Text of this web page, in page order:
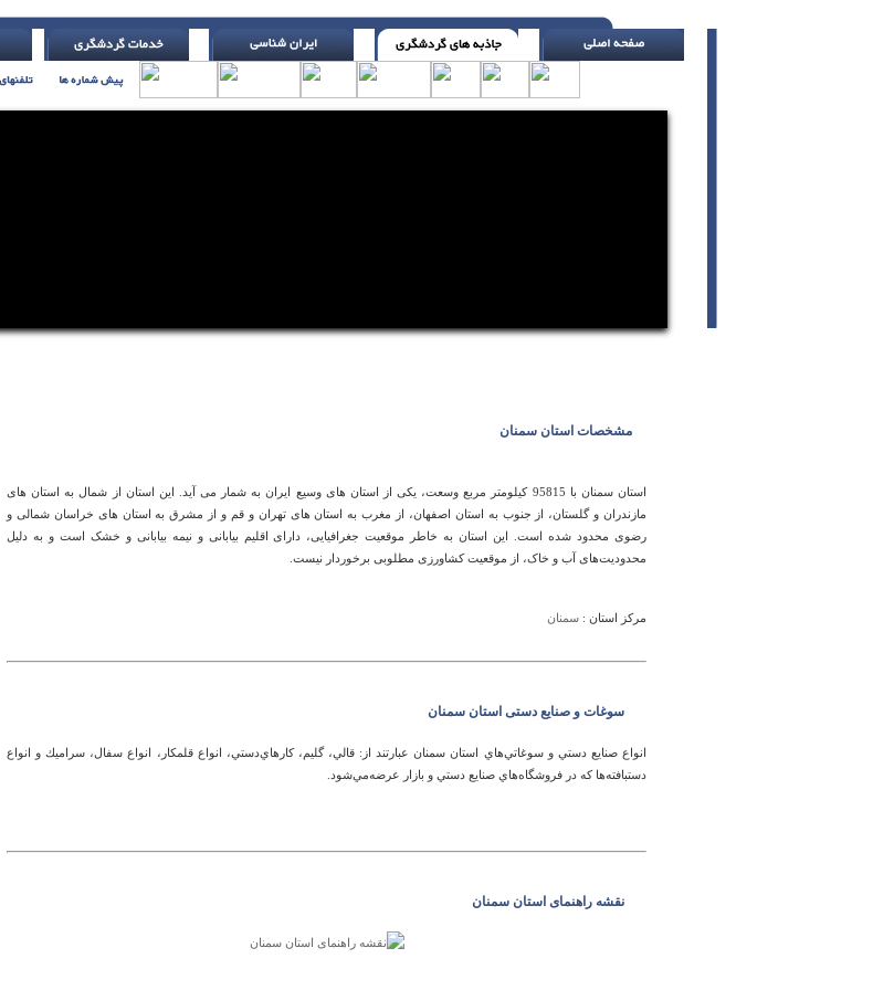
مشخصات استان سمنان
استان سمنان با 95815 کیلومتر مربع وسعت، یکی از استان های وسیع ایران به شمار می آید. این استان از شمال به استان های
مازندران و گلستان، از جنوب به استان اصفهان، از مغرب به استان های تهران و قم و از مشرق به استان های خراسان شمالی و
رضوی محدود شده است. این استان به خاطر موقعیت جغرافیایی، دارای اقلیم بیابانی و نیمه بیابانی و خشک است و به دلیل
محدودیت‌های آب و خاک، از موقعیت کشاورزی مطلوبی برخوردار نیست.
مرکز استان : سمنان
سوغات و صنایع دستی استان سمنان
انواع‌ صنايع‌ دستي‌ و سوغاتي‌هاي‌ استان‌ سمنان‌ عبارتند از: قالي‌، گليم‌، كارهاي‌دستي‌، انواع‌ قلمكار، انواع‌ سفال‌، سراميك‌ و انواع‌
دستبافته‌ها كه‌ در فروشگاه‌هاي‌ صنايع‌ دستي‌ و بازار عرضه‌مي‌شود.
نقشه راهنمای استان سمنان